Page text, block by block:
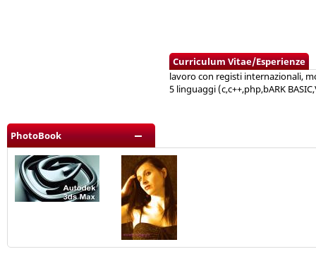
Curriculum Vitae/Esperienze
lavoro con registi internazionali,
5 linguaggi (c,c++,php,bARK
PhotoBook